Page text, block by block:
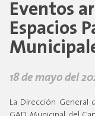
Eventos
Espacios
18 de mayo del
La Dirección General